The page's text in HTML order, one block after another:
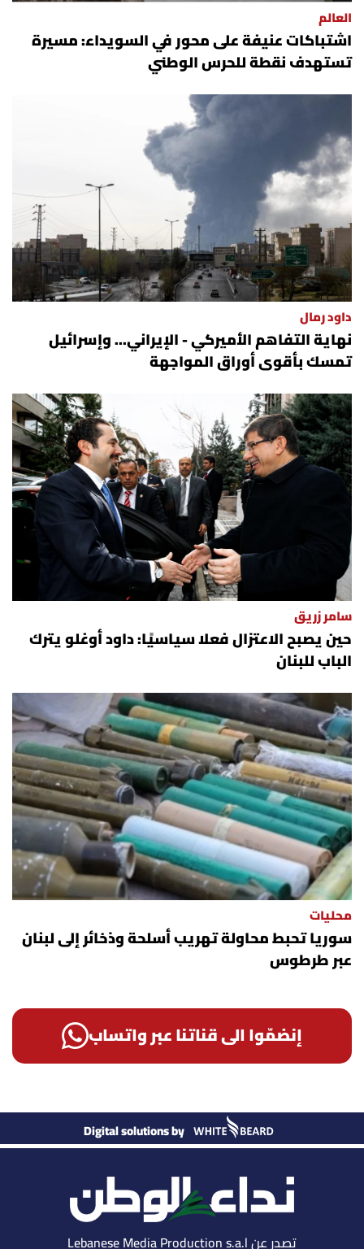
العالم
اشتباكات عنيفة على محور في السويداء: مسيرة
تستهدف نقطة للحرس الوطني
داود رمال
نهاية التفاهم الأميركي - الإيراني... وإسرائيل
تمسك بأقوى أوراق المواجهة
سامر زريق
حين يصبح الاعتزال فعلا سياسيًا: داود أوغلو يترك
الباب للبنان
محليات
سوريا تحبط محاولة تهريب أسلحة وذخائر إلى لبنان
عبر طرطوس
إنضمّوا الى قناتنا عبر واتساب
Digital solutions by
تصدر عن Lebanese Media Production s.a.l